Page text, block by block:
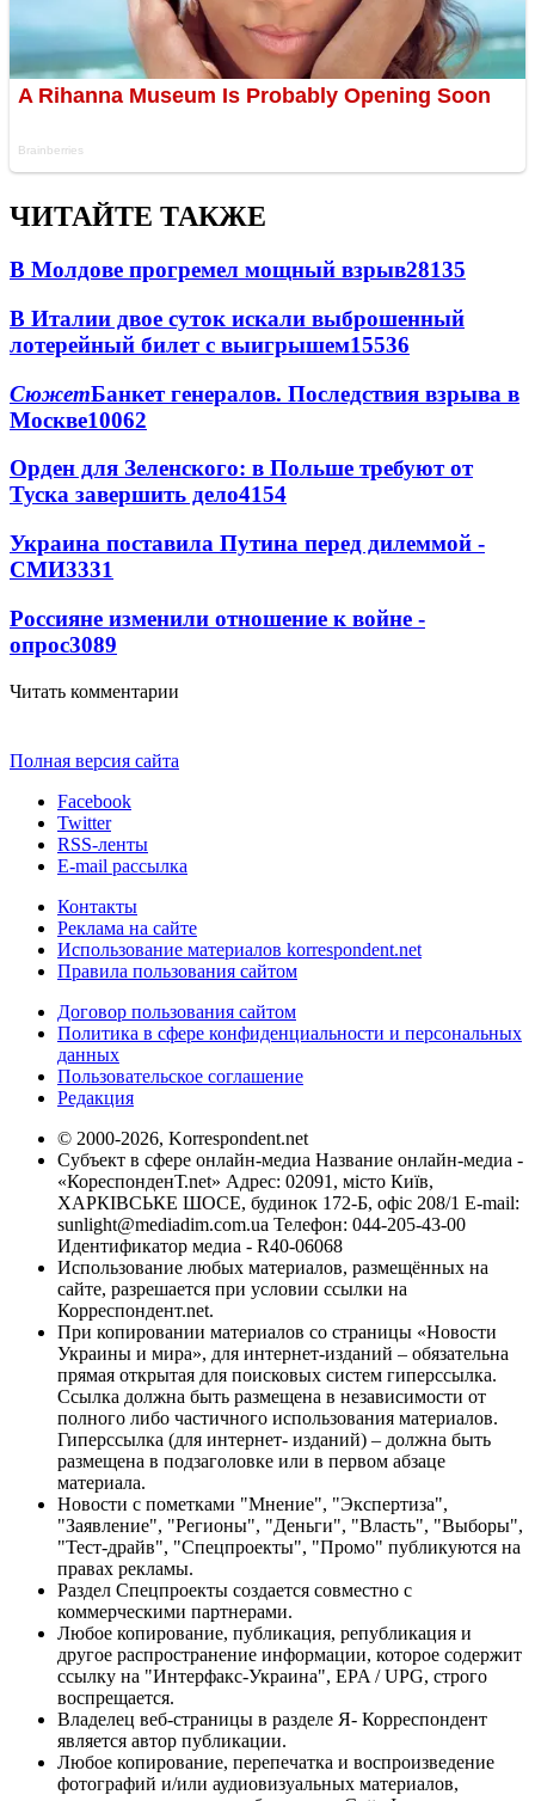
ЧИТАЙТЕ ТАКЖЕ
В Молдове прогремел мощный взрыв28135
В Италии двое суток искали выброшенный
лотерейный билет с выигрышем15536
СюжетБанкет генералов. Последствия взрыва в
Москве10062
Орден для Зеленского: в Польше требуют от
Туска завершить дело4154
Украина поставила Путина перед дилеммой -
СМИ3331
Россияне изменили отношение к войне -
опрос3089
Читать комментарии
Полная версия сайта
Facebook
Twitter
RSS-ленты
E-mail рассылка
Контакты
Реклама на сайте
Использование материалов korrespondent.net
Правила пользования сайтом
Договор пользования сайтом
Политика в сфере конфиденциальности и персональных
данных
Пользовательское соглашение
Редакция
© 2000-2026, Korrespondent.net
Субъект в сфере онлайн-медиа Название онлайн-медиа -
«КореспонденТ.net» Адрес: 02091, місто Київ,
ХАРКІВСЬКЕ ШОСЕ, будинок 172-Б, офіс 208/1 E-mail:
sunlight@mediadim.com.ua Телефон: 044-205-43-00
Идентификатор медиа - R40-06068
Использование любых материалов, размещённых на
сайте, разрешается при условии ссылки на
Корреспондент.net.
При копировании материалов со страницы «Новости
Украины и мира», для интернет-изданий – обязательна
прямая открытая для поисковых систем гиперссылка.
Ссылка должна быть размещена в независимости от
полного либо частичного использования материалов.
Гиперссылка (для интернет- изданий) – должна быть
размещена в подзаголовке или в первом абзаце
материала.
Новости с пометками "Мнение", "Экспертиза",
"Заявление", "Регионы", "Деньги", "Власть", "Выборы",
"Тест-драйв", "Спецпроекты", "Промо" публикуются на
правах рекламы.
Раздел Спецпроекты создается совместно с
коммерческими партнерами.
Любое копирование, публикация, републикация и
другое распространение информации, которое содержит
ссылку на "Интерфакс-Украина", EPA / UPG, строго
воспрещается.
Владелец веб-страницы в разделе Я- Корреспондент
является автор публикации.
Любое копирование, перепечатка и воспроизведение
фотографий и/или аудиовизуальных материалов,